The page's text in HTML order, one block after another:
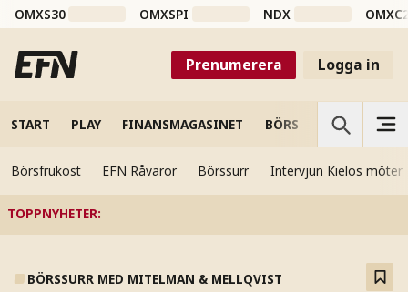
OMXS30 OMXSPI NDX
Prenumerera Logga in
START PLAY FINANSMAGASINET BÖRS VETENSKAP
Börsfrukost EFN Råvaror Börssurr Intervjun Kielos möter
TOPPNYHETER:
BÖRSSURR MED MITELMAN & MELLQVIST